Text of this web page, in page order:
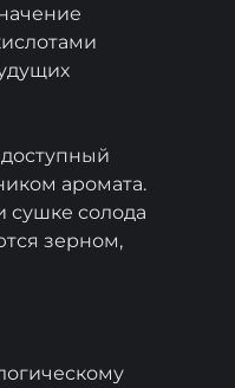
аромата.
сушке солода
зерном,